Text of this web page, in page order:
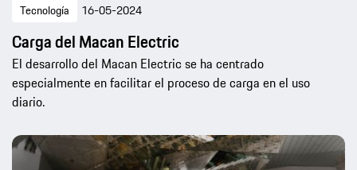
Tecnología 16-05-2024
Carga del Macan Electric
El desarrollo del Macan Electric se ha centrado
especialmente en facilitar el proceso de carga en el uso
diario.